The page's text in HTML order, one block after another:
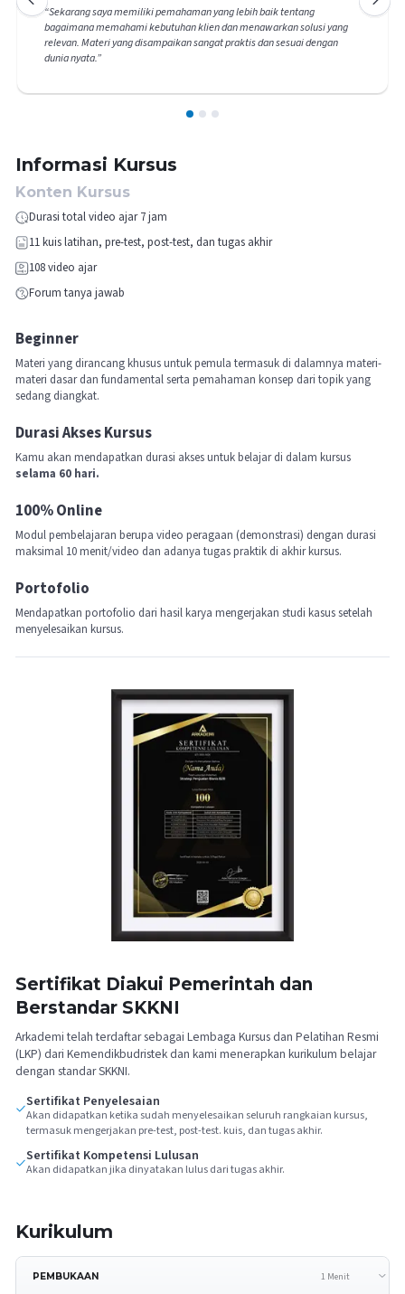
“Sekarang saya memiliki pemahaman yang lebih baik tentang
bagaimana memahami kebutuhan klien dan menawarkan solusi yang
relevan. Materi yang disampaikan sangat praktis dan sesuai dengan
dunia nyata.”
1 2 3
Informasi Kursus
Beginner
Materi yang dirancang khusus untuk pemula termasuk di dalamnya materi-
materi dasar dan fundamental serta pemahaman konsep dari topik yang
sedang diangkat.
Durasi Akses Kursus
Kamu akan mendapatkan durasi akses untuk belajar di dalam kursus
selama 60 hari.
100% Online
Modul pembelajaran berupa video peragaan (demonstrasi) dengan durasi
maksimal 10 menit/video dan adanya tugas praktik di akhir kursus.
Portofolio
Mendapatkan portofolio dari hasil karya mengerjakan studi kasus setelah
menyelesaikan kursus.
Konten Kursus
Durasi total video ajar 7 jam
11kuis latihan, pre-test, post-test, dan tugas akhir
108video ajar
Forum tanya jawab
Sertifikat Diakui Pemerintah dan
Berstandar SKKNI
Arkademi telah terdaftar sebagai Lembaga Kursus dan Pelatihan Resmi
(LKP) dari Kemendikbudristek dan kami menerapkan kurikulum belajar
dengan standar SKKNI.
Sertifikat Penyelesaian
Akan didapatkan ketika sudah menyelesaikan seluruh rangkaian kursus,
termasuk mengerjakan pre-test, post-test. kuis, dan tugas akhir.
Sertifikat Kompetensi Lulusan
Akan didapatkan jika dinyatakan lulus dari tugas akhir.
Kurikulum
PEMBUKAAN 1 Menit